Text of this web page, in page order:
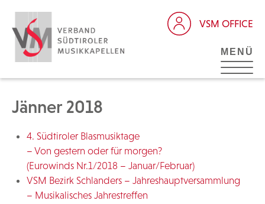
VSM OFFICE
MENÜ
Jänner 2018
4. Südtiroler Blasmusiktage
– Von gestern oder für morgen?
(Eurowinds Nr.1/2018 – Januar/Februar)
VSM Bezirk Schlanders – Jahreshauptversammlung
– Musikalisches Jahrestreffen